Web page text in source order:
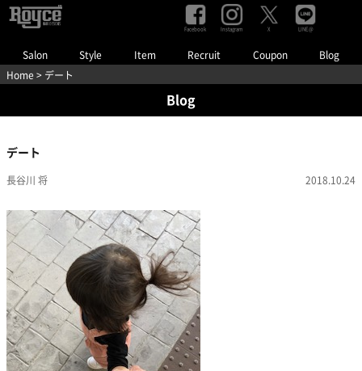
Salon Style Item Recruit Coupon Blog
Facebook Instagram X LINE@
Home > デート
Blog
デート
長谷川 将 2018.10.24